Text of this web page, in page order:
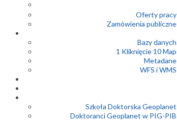
Oferty pracy
Zamówienia publiczne
Bazy danych
1 Kliknięcie 10 Map
Metadane
WFS i WMS
Szkoła Doktorska Geoplanet
Doktoranci Geoplanet w PIG-PIB